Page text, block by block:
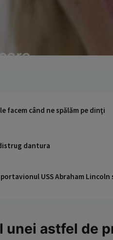
facem când ne spălăm pe dinţi
dantura
USS Abraham
unei astfel de